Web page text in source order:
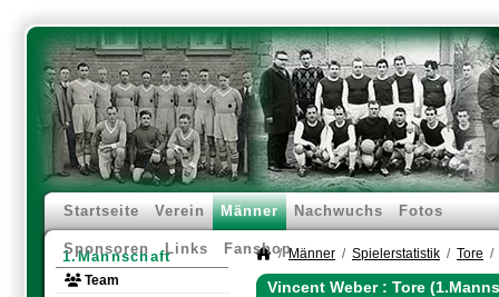
Startseite Verein Männer Nachwuchs Fotos
Sponsoren Links Fanshop
1.Mannschaft
Team
Männer Spielerstatistik Tore
Vincent Weber : Tore